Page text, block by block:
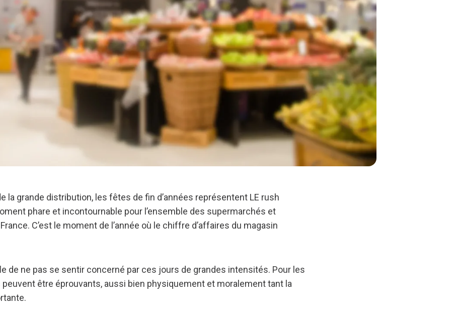
la grande distribution, les fêtes de fin d’années représentent LE rush
phare et incontournable pour l’ensemble des supermarchés et
C’est le moment de l’année où le chiffre d’affaires du magasin
de ne pas se sentir concerné par ces jours de grandes intensités. Pour les
être éprouvants, aussi bien physiquement et moralement tant la